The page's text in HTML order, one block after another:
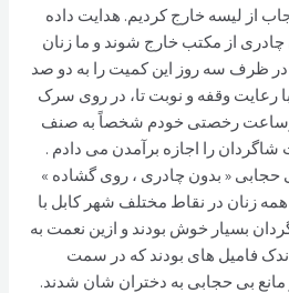
از لیسه خارج کردیم. هدایت داده
10 نفر بدون چادری از مکتب خارج شوند و ما زنان
در ظرف سه روز این کمیت را به دو صد
رعایت وقفه و نوبت تا، در روی سرک
درساعت رخصتی خودم شخصاً به صنف
را اجازه برآمدن می دادم .
حجابی « بدون چادری ، روی گشاده »
زنان در نقاط مختلف شهر کابل با
بسیار خوش بودند و ازین نعمت به
فامیل های بودند که در سمت
بی حجابی به دختران شان شدند.